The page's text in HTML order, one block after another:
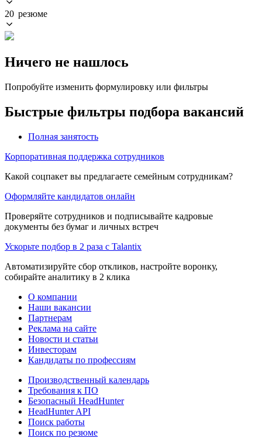
20 резюме
Ничего не нашлось
Попробуйте изменить формулировку или фильтры
Быстрые фильтры подбора вакансий
Полная занятость
Корпоративная поддержка сотрудников
Какой соцпакет вы предлагаете семейным сотрудникам?
Оформляйте кандидатов онлайн
Проверяйте сотрудников и подписывайте кадровые
документы без бумаг и личных встреч
Ускорьте подбор в 2 раза с Talantix
Автоматизируйте сбор откликов, настройте воронку,
собирайте аналитику в 2 клика
О компании
Наши вакансии
Партнерам
Реклама на сайте
Новости и статьи
Инвесторам
Кандидаты по профессиям
Производственный календарь
Требования к ПО
Безопасный HeadHunter
HeadHunter API
Поиск работы
Поиск по резюме